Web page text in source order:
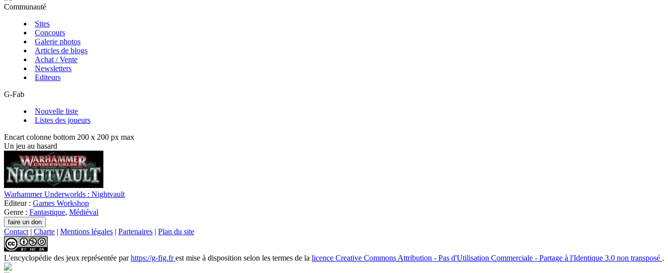
Communauté
Sites
Concours
Galerie photos
Articles de blogs
Achat / Vente
Newsletters
Editeurs
G-Fab
Nouvelle liste
Listes des joueurs
Encart colonne bottom 200 x 200 px max
Un jeu au hasard
Warhammer Underworlds : Nightvault
Editeur : Games Workshop
Genre : Fantastique, Médiéval
Contact | Charte | Mentions légales | Partenaires | Plan du site
L'encyclopédie des jeux représentée parhttps://g-fig.frest mise à disposition selon les termes de la licence Creative Commons Attribution - Pas d'Utilisation Commerciale - Partage à l'Identique 3.0 non transposé .